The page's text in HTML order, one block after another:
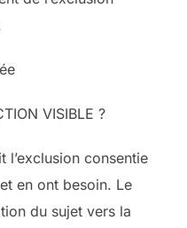
VISIBLE ?
l’exclusion consentie
en ont besoin. Le
du sujet vers la